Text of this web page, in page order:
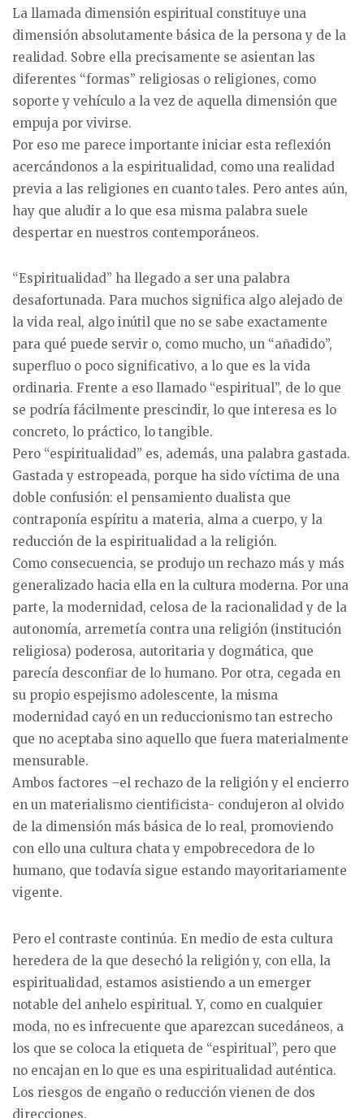
La llamada dimensión espiritual constituye una
dimensión absolutamente básica de la persona y de la
realidad. Sobre ella precisamente se asientan las
diferentes “formas” religiosas o religiones, como
soporte y vehículo a la vez de aquella dimensión que
empuja por vivirse.
Por eso me parece importante iniciar esta reflexión
acercándonos a la espiritualidad, como una realidad
previa a las religiones en cuanto tales. Pero antes aún,
hay que aludir a lo que esa misma palabra suele
despertar en nuestros contemporáneos.
“Espiritualidad” ha llegado a ser una palabra
desafortunada. Para muchos significa algo alejado de
la vida real, algo inútil que no se sabe exactamente
para qué puede servir o, como mucho, un “añadido”,
superfluo o poco significativo, a lo que es la vida
ordinaria. Frente a eso llamado “espiritual”, de lo que
se podría fácilmente prescindir, lo que interesa es lo
concreto, lo práctico, lo tangible.
Pero “espiritualidad” es, además, una palabra gastada.
Gastada y estropeada, porque ha sido víctima de una
doble confusión: el pensamiento dualista que
contraponía espíritu a materia, alma a cuerpo, y la
reducción de la espiritualidad a la religión.
Como consecuencia, se produjo un rechazo más y más
generalizado hacia ella en la cultura moderna. Por una
parte, la modernidad, celosa de la racionalidad y de la
autonomía, arremetía contra una religión (institución
religiosa) poderosa, autoritaria y dogmática, que
parecía desconfiar de lo humano. Por otra, cegada en
su propio espejismo adolescente, la misma
modernidad cayó en un reduccionismo tan estrecho
que no aceptaba sino aquello que fuera materialmente
mensurable.
Ambos factores –el rechazo de la religión y el encierro
en un materialismo cientificista- condujeron al olvido
de la dimensión más básica de lo real, promoviendo
con ello una cultura chata y empobrecedora de lo
humano, que todavía sigue estando mayoritariamente
vigente.
Pero el contraste continúa. En medio de esta cultura
heredera de la que desechó la religión y, con ella, la
espiritualidad, estamos asistiendo a un emerger
notable del anhelo espiritual. Y, como en cualquier
moda, no es infrecuente que aparezcan sucedáneos, a
los que se coloca la etiqueta de “espiritual”, pero que
no encajan en lo que es una espiritualidad auténtica.
Los riesgos de engaño o reducción vienen de dos
direcciones.